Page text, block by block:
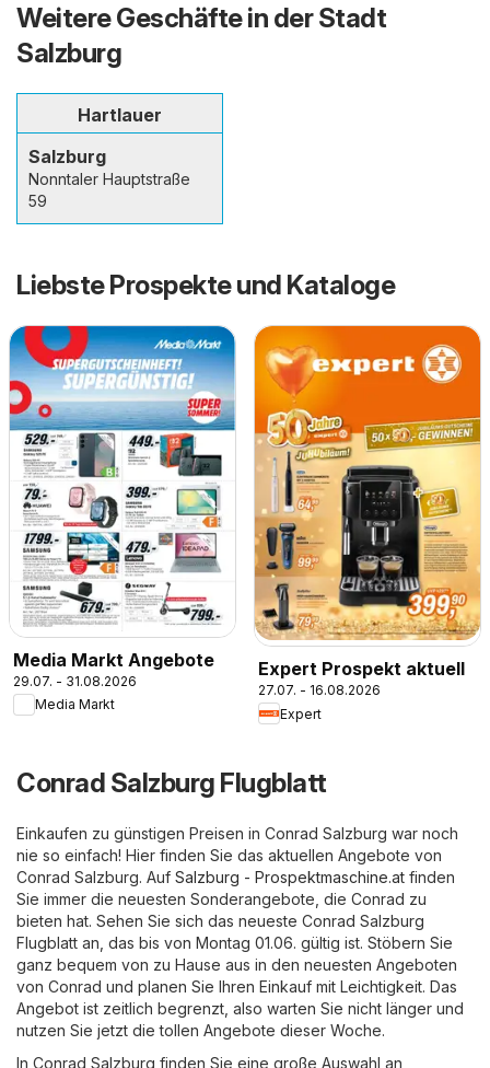
Weitere Geschäfte in der Stadt
Salzburg
Hartlauer
Salzburg
Nonntaler Hauptstraße
59
Liebste Prospekte und Kataloge
Media Markt Angebote
29.07. - 31.08.2026
Media Markt
Expert Prospekt aktuell
27.07. - 16.08.2026
Expert
Conrad Salzburg Flugblatt
Einkaufen zu günstigen Preisen in Conrad Salzburg war noch
nie so einfach! Hier finden Sie das aktuellen Angebote von
Conrad Salzburg. Auf Salzburg - Prospektmaschine.at finden
Sie immer die neuesten Sonderangebote, die Conrad zu
bieten hat. Sehen Sie sich das neueste Conrad Salzburg
Flugblatt an, das bis von Montag 01.06. gültig ist. Stöbern Sie
ganz bequem von zu Hause aus in den neuesten Angeboten
von Conrad und planen Sie Ihren Einkauf mit Leichtigkeit. Das
Angebot ist zeitlich begrenzt, also warten Sie nicht länger und
nutzen Sie jetzt die tollen Angebote dieser Woche.
In Conrad Salzburg finden Sie eine große Auswahl an